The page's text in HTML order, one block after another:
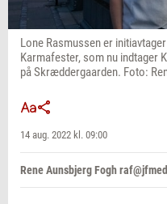
Lone Rasmussen er
Karmafester, som nu indtager
på Skræddergaarden. Foto:
14 aug. 2022 kl. 09:00
Rene Aunsbjerg Fogh